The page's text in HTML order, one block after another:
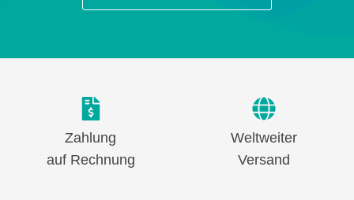
Zahlung
auf Rechnung
Weltweiter
Versand